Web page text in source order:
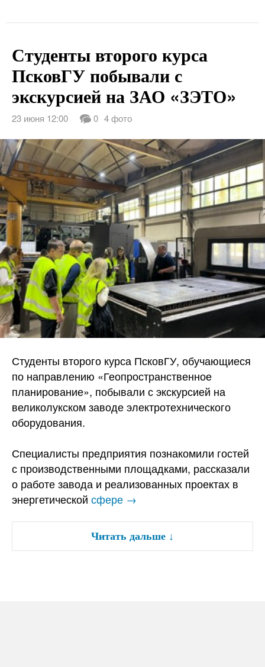
Студенты второго курса
ПсковГУ побывали с
экскурсией на ЗАО «ЗЭТО»
23 июня 12:00 0 4 фото
Студенты второго курса ПсковГУ, обучающиеся
по направлению «Геопространственное
планирование», побывали с экскурсией на
великолукском заводе электротехнического
оборудования.
Специалисты предприятия познакомили гостей
с производственными площадками, рассказали
о работе завода и реализованных проектах в
энергетической сфере →
Читать дальше ↓